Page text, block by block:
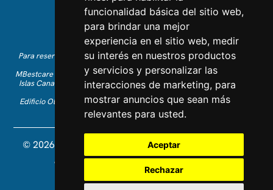
funcionalidad básica del sitio web,
para brindar una mejor
experiencia en el sitio web, medir
su interés en nuestros productos
y servicios y personalizar las
interacciones de marketing, para
mostrar anuncios que sean más
relevantes para usted.
Aceptar
Rechazar
Dale Me gusta en Facebook
Encuéntranos en LinkedIn
Para reservas de vacaciones en inglés, por favor llama al +34 641 28
63 83 o envía un correo a
info@mbestcare.com
MBestcare es parte de Intervenciones Turísticas S.L., registrada en las
Islas Canarias con CIF: B-38757464. Licencia de Tour Operador: I.AV
0003871.1.
Edificio Olimpo de la Candelaria n.1 - 38003 Santa Cruz de Tenerife,
España
© 2026 MBestcare. Todos los derechos reservados.
Diseñado y desarrollado por Constelladev
Política de privacidad
Términos y Condiciones
Cookies